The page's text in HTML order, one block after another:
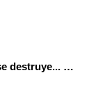
La energía ni se crea ni se destruye... ¡se experimenta! El Tierno en la Feria Madrid es Ciencia 2026